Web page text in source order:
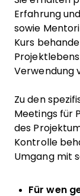
Erfahrung
sowie
Kurs
Verwendung
Zu den
Meetings für
des
Kontrolle
Umgang mit
Für wen